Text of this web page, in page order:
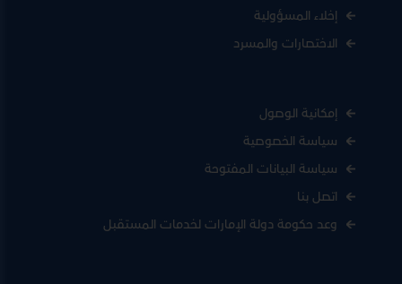
إخلاء المسؤولية
الاختصارات والمسرد
إمكانية الوصول
سياسة الخصوصية
سياسة البيانات المفتوحة
اتصل بنا
وعد حكومة دولة الإمارات لخدمات المستقبل